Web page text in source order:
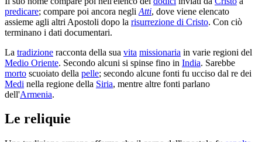
predicare; compare poi ancora negli Atti, dove viene elencato
assieme agli altri Apostoli dopo la risurrezione di Cristo. Con ciò
terminano i dati documentari.
La tradizione racconta della sua vita missionaria in varie regioni del
Medio Oriente. Secondo alcuni si spinse fino in India. Sarebbe
morto scuoiato della pelle; secondo alcune fonti fu ucciso dal re dei
Medi nella regione della Siria, mentre altre fonti parlano
dell'Armenia.
Le reliquie